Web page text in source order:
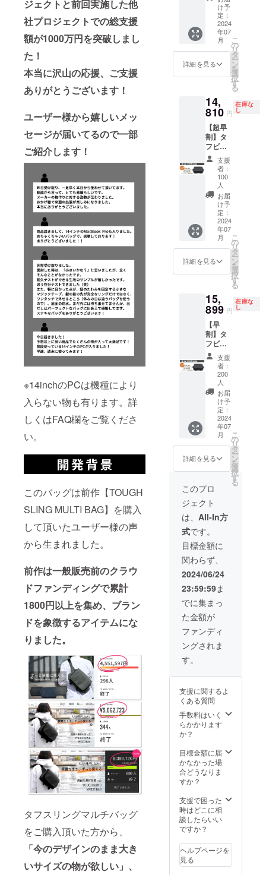
ジェクトと前回実施した他
社プロジェクトでの総支援
額が1000万円を突破しまし
た！
本当に沢山の応援、ご支援
ありがとうございます！
ユーザー様から嬉しいメッ
セージが届いてるので一部
ご紹介します！
※14inchのPCは機種により
入らない物も有ります。詳
しくはFAQ欄をご覧くださ
い。
このバッグは前作【TOUGH
SLING MULTI BAG】を購入
して頂いたユーザー様の声
から生まれました。
前作は一般販売前のクラウ
ドファンディングで累計
1800円以上を集め、ブラン
ドを象徴するアイテムにな
りました。
タフスリングマルチバッグ
をご購入頂いた方から、
「今のデザインのまま大き
いサイズの物が欲しい」、
#2_FUNCTI
ON
快適に使え
#3_TOUGH
丈夫で長持
ちする設計
この3つの信
念を軸に長
年のメー
カーとして
の知見を盛
り込みなが
ら商品開発
をしていま
す。
■先着
200名様
限定 ■
一般販
売価格
21,780
円の
22%OF
Fでご提
上旬発
送 ■リ
ターン
価格に
は送料
と消費
税が含
まれて
います
け予
定：
2024
年07
月
詳細を見る
こ
の
リ
タ
ー
ン
を
選
択
す
る
14,
810 円
在庫な
し
【超早
割】タ
フビッ
グスリ
ング
バッグ
1pcs ■
先着100
名様限
定 ■一
般販売
価格
21,780
円の
32%OF
送 ■リ
ターン
価格に
は送料
と消費
税が含
まれて
います
支援
者：
100
人
お届
け予
定：
2024
年07
月
詳細を見る
こ
の
リ
タ
ー
ン
を
選
択
す
る
15,
899 円
在庫な
し
【早
割】タ
フビッ
グスリ
ング
バッグ
1pcs ■
先着200
名様限
定 ■一
般販売
価格
21,780
円の
27%OF
上旬発
送 ■リ
ターン
価格に
は送料
と消費
税が含
まれて
います
支援
者：
200
人
お届
け予
定：
2024
年07
月
詳細を見る
こ
の
リ
タ
ー
ン
を
選
択
す
る
このプロ
ジェクト
は、 All-In方
式です。
目標金額に
関わらず、
2024/06/24
23:59:59ま
でに集まっ
た金額が
ファンディ
ングされま
す。
支援に関するよ
くある質問
手数料はいく
らかかります
か？
目標金額に届
かなかった場
合どうなりま
すか？
支援で困った
時はどこに相
談したらいい
ですか？
ヘルプページを
見る